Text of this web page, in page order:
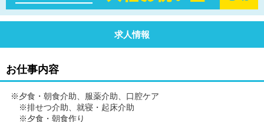
求人情報
お仕事内容
※夕食・朝食介助、服薬介助、口腔ケア
※排せつ介助、就寝・起床介助
※夕食・朝食作り